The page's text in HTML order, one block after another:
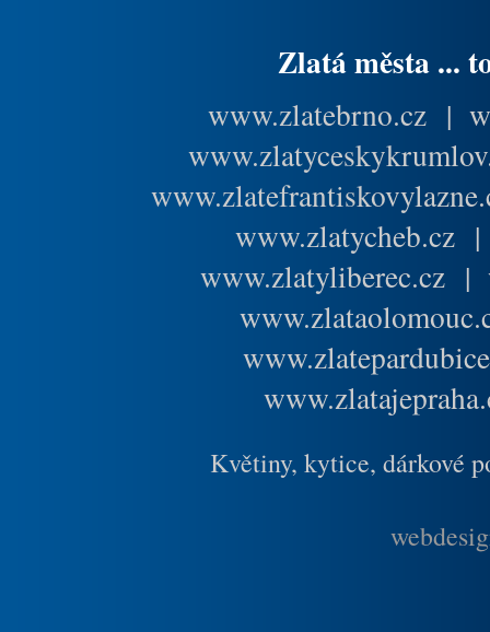
Zlatá města ...
www.zlatebrno.cz |
www.zlatycheb.cz
www.zlatyliberec.cz |
Květiny, kytice, dárkové